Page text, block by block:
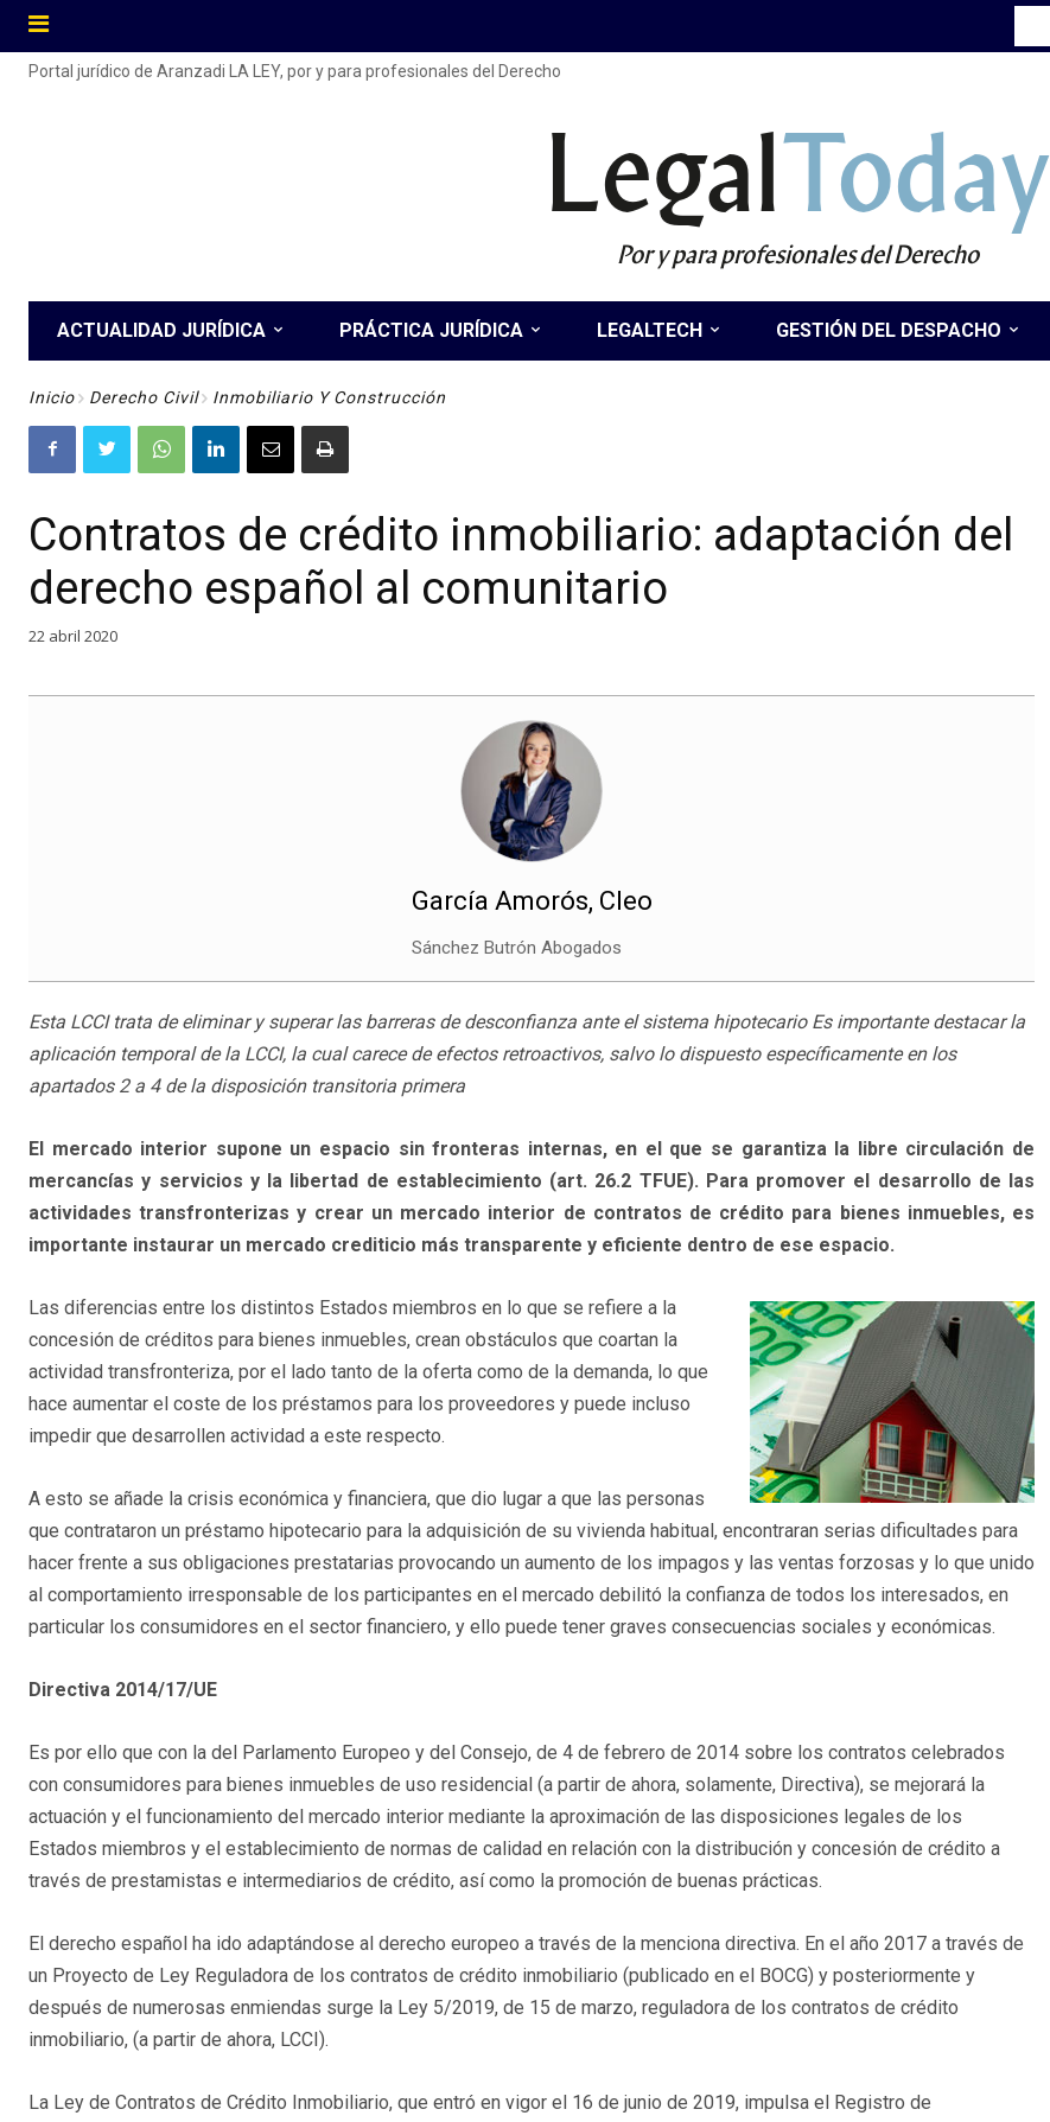
Portal jurídico de Aranzadi LA LEY, por y para profesionales del Derecho
LegalToday
Por y para profesionales del Derecho
ACTUALIDAD JURÍDICA PRÁCTICA JURÍDICA LEGALTECH GESTIÓN DEL DESPACHO
Inicio Derecho Civil Inmobiliario Y Construcción
Contratos de crédito inmobiliario: adaptación del
derecho español al comunitario
22 abril 2020
García Amorós, Cleo
Sánchez Butrón Abogados
Esta LCCI trata de eliminar y superar las barreras de desconfianza ante el sistema hipotecario Es importante destacar la
aplicación temporal de la LCCI, la cual carece de efectos retroactivos, salvo lo dispuesto específicamente en los
apartados 2 a 4 de la disposición transitoria primera
El mercado interior supone un espacio sin fronteras internas, en el que se garantiza la libre circulación de
mercancías y servicios y la libertad de establecimiento (art. 26.2 TFUE). Para promover el desarrollo de las
actividades transfronterizas y crear un mercado interior de contratos de crédito para bienes inmuebles, es
importante instaurar un mercado crediticio más transparente y eficiente dentro de ese espacio.
Las diferencias entre los distintos Estados miembros en lo que se refiere a la
concesión de créditos para bienes inmuebles, crean obstáculos que coartan la
actividad transfronteriza, por el lado tanto de la oferta como de la demanda, lo que
hace aumentar el coste de los préstamos para los proveedores y puede incluso
impedir que desarrollen actividad a este respecto.
A esto se añade la crisis económica y financiera, que dio lugar a que las personas
que contrataron un préstamo hipotecario para la adquisición de su vivienda habitual, encontraran serias dificultades para
hacer frente a sus obligaciones prestatarias provocando un aumento de los impagos y las ventas forzosas y lo que unido
al comportamiento irresponsable de los participantes en el mercado debilitó la confianza de todos los interesados, en
particular los consumidores en el sector financiero, y ello puede tener graves consecuencias sociales y económicas.
Directiva 2014/17/UE
Es por ello que con la del Parlamento Europeo y del Consejo, de 4 de febrero de 2014 sobre los contratos celebrados
con consumidores para bienes inmuebles de uso residencial (a partir de ahora, solamente, Directiva), se mejorará la
actuación y el funcionamiento del mercado interior mediante la aproximación de las disposiciones legales de los
Estados miembros y el establecimiento de normas de calidad en relación con la distribución y concesión de crédito a
través de prestamistas e intermediarios de crédito, así como la promoción de buenas prácticas.
El derecho español ha ido adaptándose al derecho europeo a través de la menciona directiva. En el año 2017 a través de
un Proyecto de Ley Reguladora de los contratos de crédito inmobiliario (publicado en el BOCG) y posteriormente y
después de numerosas enmiendas surge la Ley 5/2019, de 15 de marzo, reguladora de los contratos de crédito
inmobiliario, (a partir de ahora, LCCI).
La Ley de Contratos de Crédito Inmobiliario, que entró en vigor el 16 de junio de 2019, impulsa el Registro de